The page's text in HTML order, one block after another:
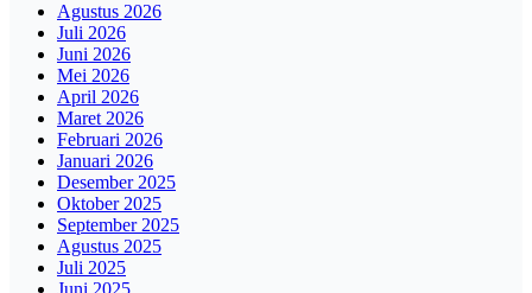
Agustus 2026
Juli 2026
Juni 2026
Mei 2026
April 2026
Maret 2026
Februari 2026
Januari 2026
Desember 2025
Oktober 2025
September 2025
Agustus 2025
Juli 2025
Juni 2025